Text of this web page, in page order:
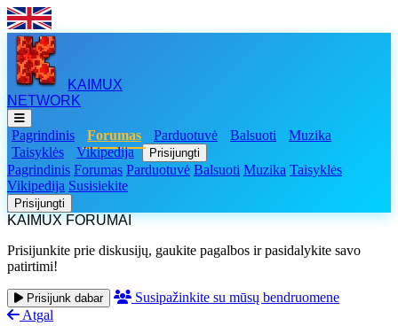
KAIMUX
NETWORK
Pagrindinis Forumas Parduotuvė Balsuoti
Muzika
Taisyklės
Vikipedija Prisijungti
Pagrindinis Forumas Parduotuvė Balsuoti Muzika Taisyklės
Vikipedija Susisiekite
Prisijungti
KAIMUX FORUMAI
Prisijunkite prie diskusijų, gaukite pagalbos ir pasidalykite savo
patirtimi!
Prisijunk dabar
Susipažinkite su mūsų bendruomene
Atgal